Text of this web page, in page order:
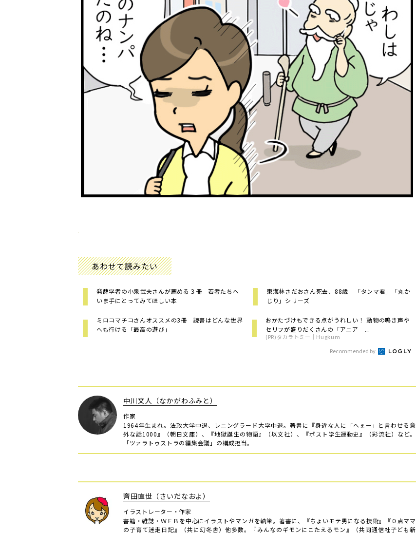
あわせて読みたい
発酵学者の小泉武夫さんが薦める３冊 若者たちへ
いま手にとってみてほしい本
東海林さだおさん死去、88歳 「タンマ君」「丸か
じり」シリーズ
ミロコマチコさんオススメの3冊 読書はどんな世界
へも行ける「最高の遊び」
おかたづけもできる点がうれしい！ 動物の鳴き声や
セリフが盛りだくさんの「アニア ...
(PR)タカラトミー｜Hugkum
Recommended by
中川文人（なかがわふみと）
作家
1964年生まれ。法政大学中退、レニングラード大学中退。著書に『身近な人に「へぇー」と言わせる意
外な話1000』（朝日文庫）、『地獄誕生の物語』（以文社）、『ポスト学生運動史』（彩流社）など。
「ツァラトゥストラの編集会議」の構成担当。
斉田直世（さいだなおよ）
イラストレーター・作家
書籍・雑誌・ＷＥＢを中心にイラストやマンガを執筆。著書に、『ちょいモテ男になる技術』『０点ママ
の子育て迷走日記』（共に幻冬舎）他多数。『みんなのギモンにこたえるモン』（共同通信社子ども新